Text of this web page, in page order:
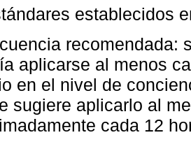
establecidos
recomendada:
aplicarse al menos
en el nivel de
sugiere aplicarlo al
cada 12